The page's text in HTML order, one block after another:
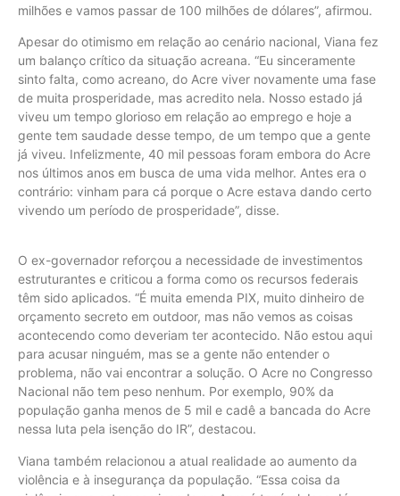
milhões e vamos passar de 100 milhões de dólares”, afirmou.
Apesar do otimismo em relação ao cenário nacional, Viana fez
um balanço crítico da situação acreana. “Eu sinceramente
sinto falta, como acreano, do Acre viver novamente uma fase
de muita prosperidade, mas acredito nela. Nosso estado já
viveu um tempo glorioso em relação ao emprego e hoje a
gente tem saudade desse tempo, de um tempo que a gente
já viveu. Infelizmente, 40 mil pessoas foram embora do Acre
nos últimos anos em busca de uma vida melhor. Antes era o
contrário: vinham para cá porque o Acre estava dando certo
vivendo um período de prosperidade”, disse.
O ex-governador reforçou a necessidade de investimentos
estruturantes e criticou a forma como os recursos federais
têm sido aplicados. “É muita emenda PIX, muito dinheiro de
orçamento secreto em outdoor, mas não vemos as coisas
acontecendo como deveriam ter acontecido. Não estou aqui
para acusar ninguém, mas se a gente não entender o
problema, não vai encontrar a solução. O Acre no Congresso
Nacional não tem peso nenhum. Por exemplo, 90% da
população ganha menos de 5 mil e cadê a bancada do Acre
nessa luta pela isenção do IR”, destacou.
Viana também relacionou a atual realidade ao aumento da
violência e à insegurança da população. “Essa coisa da